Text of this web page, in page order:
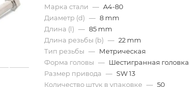
Марка стали — A4-80
Диаметр (d) — 8 mm
Длина (l) — 85 mm
Длина резьбы (b) — 22 mm
Тип резьбы — Метрическая
Форма головы — Шестигранная головка
Размер привода — SW 13
Количество штук в упаковке — 50